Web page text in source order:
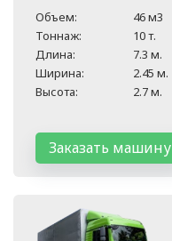
Объем:
46 м3
Тоннаж:
10 т.
Длина:
7.3 м.
Ширина:
2.45 м.
Высота:
2.7 м.
Заказать машину